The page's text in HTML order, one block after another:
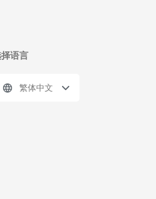
语言
繁体中文